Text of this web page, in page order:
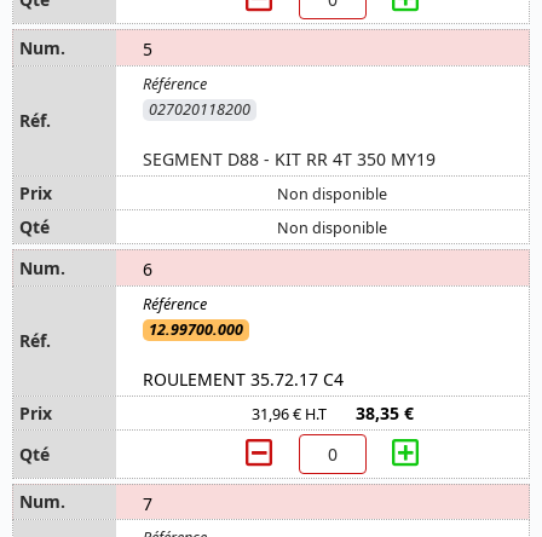
5
027020118200
SEGMENT D88 - KIT RR 4T 350 MY19
Non disponible
Non disponible
6
12.99700.000
ROULEMENT 35.72.17 C4
31,96 € H.T 38,35 €
7